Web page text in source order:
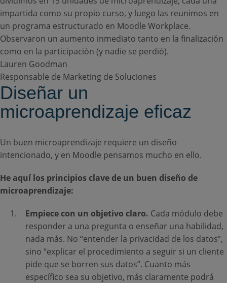
impartida como su propio curso, y luego las reunimos en
un programa estructurado en Moodle Workplace.
Observaron un aumento inmediato tanto en la finalización
como en la participación (y nadie se perdió).
Lauren Goodman
Responsable de Marketing de Soluciones
Diseñar un
microaprendizaje eficaz
Un buen microaprendizaje requiere un diseño
intencionado, y en Moodle pensamos mucho en ello.
He aquí los principios clave de un buen diseño de
microaprendizaje:
Empiece con un objetivo claro. Cada módulo debe
responder a una pregunta o enseñar una habilidad,
nada más. No “entender la privacidad de los datos”,
sino “explicar el procedimiento a seguir si un cliente
pide que se borren sus datos”. Cuanto más
específico sea su objetivo, más claramente podrá